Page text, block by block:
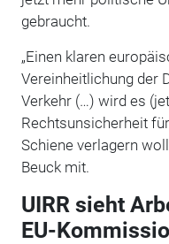
gebraucht.
„Einen klaren
Vereinheitlichung der
Verkehr (…) wird es
Rechtsunsicherheit
Schiene verlagern
Beuck mit.
UIRR sieht
EU-